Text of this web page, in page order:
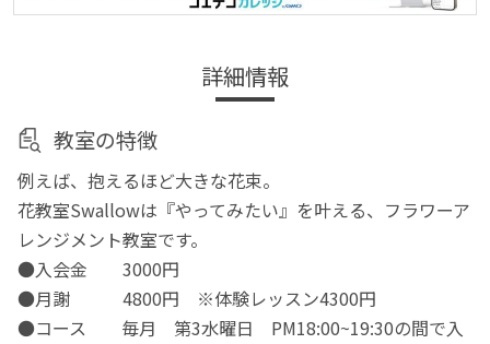
詳細情報
教室の特徴
例えば、抱えるほど大きな花束。
花教室Swallowは『やってみたい』を叶える、フラワーア
レンジメント教室です。
●入会金 3000円
●月謝 4800円 ※体験レッスン4300円
●コース 毎月 第3水曜日 PM18:00~19:30の間で入